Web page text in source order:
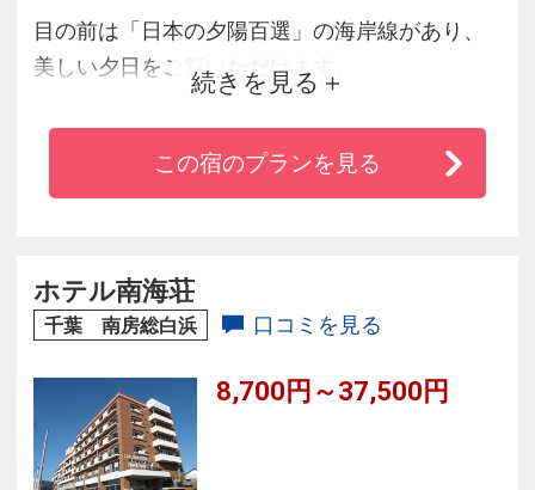
目の前は「日本の夕陽百選」の海岸線があり、
美しい夕日をご覧いただけます。
晴れた日には富士山や伊豆半島も望めます♪夕食
には新鮮な海の幸をご堪能いただけます。
館内多目的ホールや近郊には公営野球場やサッ
続きを見る
この宿のプランを見る
ホテル南海荘
千葉 南房総白浜 口コミを見る
8,700円～37,500円